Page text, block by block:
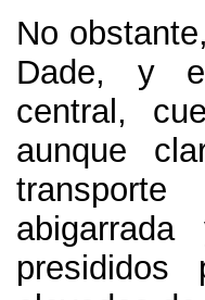
No
Dade, y
central,
aunque
transporte
presididos